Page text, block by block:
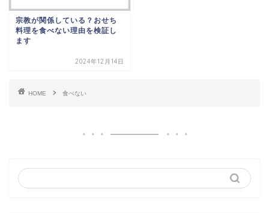
宗教が関係している？おせち
料理を食べない理由を検証し
ます
2024年12月14日
HOME 食べない